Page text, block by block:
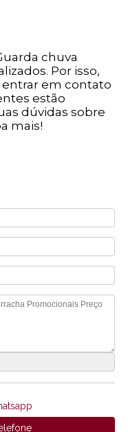
chuva
Por isso,
entrar em contato
estão
dúvidas sobre
mais!